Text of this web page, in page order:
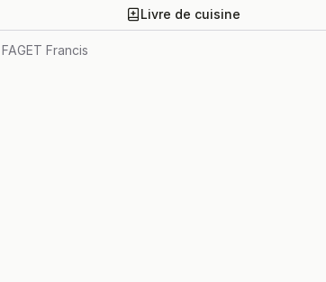
Livre de cuisine
FAGET Francis